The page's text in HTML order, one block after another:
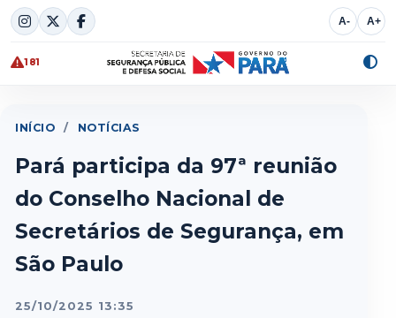
Skip
to
content
A- A+
181
INÍCIO / NOTÍCIAS
Pará participa da 97ª reunião
do Conselho Nacional de
Secretários de Segurança, em
São Paulo
25/10/2025 13:35